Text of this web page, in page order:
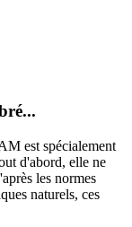
est spécialement
d'abord, elle ne
les normes
naturels, ces